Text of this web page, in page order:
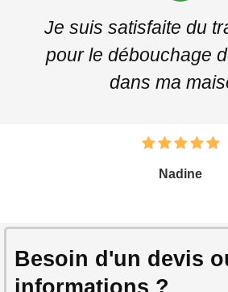
Je suis satisfaite du
pour le débouchage
dans ma
Nadine
Besoin d'un devis
informations ?